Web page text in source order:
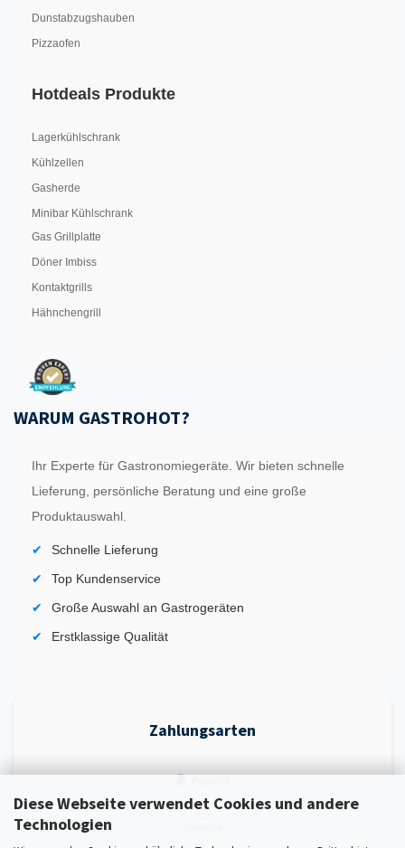
Diese Webseite verwendet Cookies und andere
Technologien
Dunstabzugshauben
Pizzaofen
Hotdeals Produkte
Lagerkühlschrank
Kühlzellen
Gasherde
Minibar Kühlschrank
Gas Grillplatte
Döner Imbiss
Kontaktgrills
Hähnchengrill
WARUM GASTROHOT?
Ihr Experte für Gastronomiegeräte. Wir bieten schnelle
Lieferung, persönliche Beratung und eine große
Produktauswahl.
Schnelle Lieferung
Top Kundenservice
Große Auswahl an Gastrogeräten
Erstklassige Qualität
Zahlungsarten